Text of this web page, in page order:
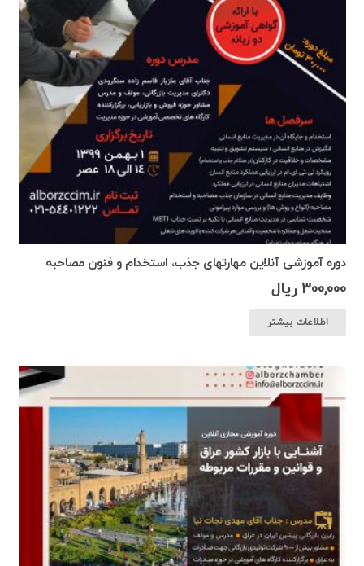
دوره آموزشی آنلاین مهارتهای جذب، استخدام و فنون مصاحبه
300,000 ریال
اطلاعات بیشتر